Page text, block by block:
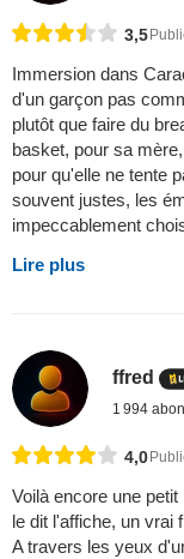
3,5
Immersion dans
d'un garçon pas
plutôt que faire du
basket, pour sa
pour qu'elle ne tente
souvent justes, les
impeccablement
Lire plus
ffred
1 994
4,0
Voilà encore une
le dit l'affiche, un vrai
A travers les yeux